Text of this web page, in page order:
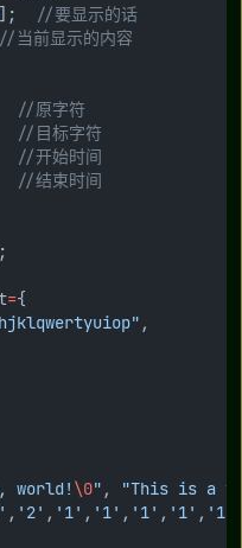
];
	//要显示的话
//当前显示的内容
//原字符
//目标字符
//开始时间
//结束时间
={
,
world! \0" ,
"This is a
, '2' , '1' , '1' , '1' , '1' , '1'